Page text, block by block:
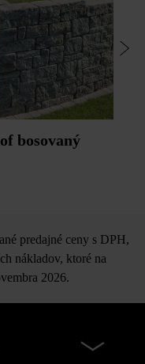
bosovaný
predajné ceny s DPH,
nákladov, ktoré na
2026.